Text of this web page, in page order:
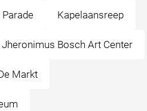
Parade Kapelaansreep
Jheronimus Bosch Art Center
Markt